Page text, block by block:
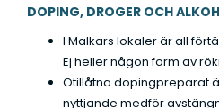
DOPING, DROGER OCH
I Malkars lokaler är all
Ej heller någon form av
Otillåtna dopingpreparat
nyttjande medför